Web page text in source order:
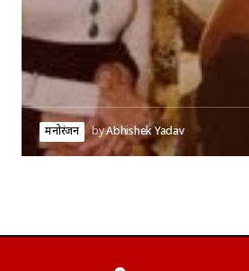
मनोरंजन byAbhishek Yadav